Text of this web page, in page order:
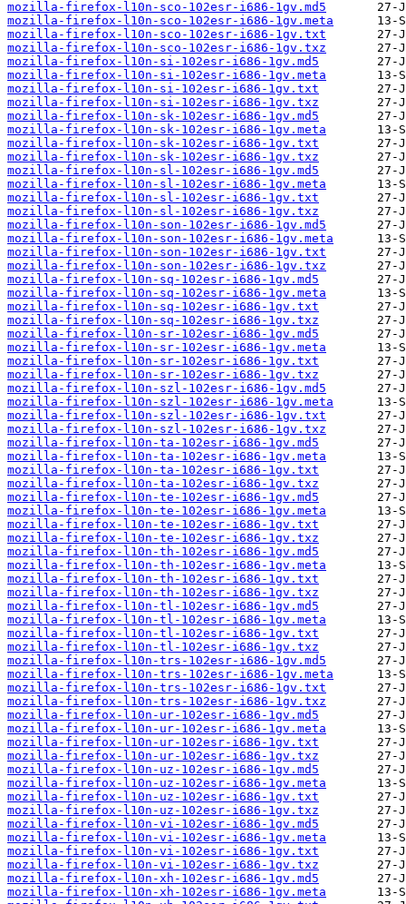
mozilla-firefox-l10n-sco-102esr-i686-1gv.md5
mozilla-firefox-l10n-sco-102esr-i686-1gv.meta
mozilla-firefox-l10n-sco-102esr-i686-1gv.txt
mozilla-firefox-l10n-sco-102esr-i686-1gv.txz
mozilla-firefox-l10n-si-102esr-i686-1gv.md5
mozilla-firefox-l10n-si-102esr-i686-1gv.meta
mozilla-firefox-l10n-si-102esr-i686-1gv.txt
mozilla-firefox-l10n-si-102esr-i686-1gv.txz
mozilla-firefox-l10n-sk-102esr-i686-1gv.md5
mozilla-firefox-l10n-sk-102esr-i686-1gv.meta
mozilla-firefox-l10n-sk-102esr-i686-1gv.txt
mozilla-firefox-l10n-sk-102esr-i686-1gv.txz
mozilla-firefox-l10n-sl-102esr-i686-1gv.md5
mozilla-firefox-l10n-sl-102esr-i686-1gv.meta
mozilla-firefox-l10n-sl-102esr-i686-1gv.txt
mozilla-firefox-l10n-sl-102esr-i686-1gv.txz
mozilla-firefox-l10n-son-102esr-i686-1gv.md5
mozilla-firefox-l10n-son-102esr-i686-1gv.meta
mozilla-firefox-l10n-son-102esr-i686-1gv.txt
mozilla-firefox-l10n-son-102esr-i686-1gv.txz
mozilla-firefox-l10n-sq-102esr-i686-1gv.md5
mozilla-firefox-l10n-sq-102esr-i686-1gv.meta
mozilla-firefox-l10n-sq-102esr-i686-1gv.txt
mozilla-firefox-l10n-sq-102esr-i686-1gv.txz
mozilla-firefox-l10n-sr-102esr-i686-1gv.md5
mozilla-firefox-l10n-sr-102esr-i686-1gv.meta
mozilla-firefox-l10n-sr-102esr-i686-1gv.txt
mozilla-firefox-l10n-sr-102esr-i686-1gv.txz
mozilla-firefox-l10n-szl-102esr-i686-1gv.md5
mozilla-firefox-l10n-szl-102esr-i686-1gv.meta
mozilla-firefox-l10n-szl-102esr-i686-1gv.txt
mozilla-firefox-l10n-szl-102esr-i686-1gv.txz
mozilla-firefox-l10n-ta-102esr-i686-1gv.md5
mozilla-firefox-l10n-ta-102esr-i686-1gv.meta
mozilla-firefox-l10n-ta-102esr-i686-1gv.txt
mozilla-firefox-l10n-ta-102esr-i686-1gv.txz
mozilla-firefox-l10n-te-102esr-i686-1gv.md5
mozilla-firefox-l10n-te-102esr-i686-1gv.meta
mozilla-firefox-l10n-te-102esr-i686-1gv.txt
mozilla-firefox-l10n-te-102esr-i686-1gv.txz
mozilla-firefox-l10n-th-102esr-i686-1gv.md5
mozilla-firefox-l10n-th-102esr-i686-1gv.meta
mozilla-firefox-l10n-th-102esr-i686-1gv.txt
mozilla-firefox-l10n-th-102esr-i686-1gv.txz
mozilla-firefox-l10n-tl-102esr-i686-1gv.md5
mozilla-firefox-l10n-tl-102esr-i686-1gv.meta
mozilla-firefox-l10n-tl-102esr-i686-1gv.txt
mozilla-firefox-l10n-tl-102esr-i686-1gv.txz
mozilla-firefox-l10n-trs-102esr-i686-1gv.md5
mozilla-firefox-l10n-trs-102esr-i686-1gv.meta
mozilla-firefox-l10n-trs-102esr-i686-1gv.txt
mozilla-firefox-l10n-trs-102esr-i686-1gv.txz
mozilla-firefox-l10n-ur-102esr-i686-1gv.md5
mozilla-firefox-l10n-ur-102esr-i686-1gv.meta
mozilla-firefox-l10n-ur-102esr-i686-1gv.txt
mozilla-firefox-l10n-ur-102esr-i686-1gv.txz
mozilla-firefox-l10n-uz-102esr-i686-1gv.md5
mozilla-firefox-l10n-uz-102esr-i686-1gv.meta
mozilla-firefox-l10n-uz-102esr-i686-1gv.txt
mozilla-firefox-l10n-uz-102esr-i686-1gv.txz
mozilla-firefox-l10n-vi-102esr-i686-1gv.md5
mozilla-firefox-l10n-vi-102esr-i686-1gv.meta
mozilla-firefox-l10n-vi-102esr-i686-1gv.txt
mozilla-firefox-l10n-vi-102esr-i686-1gv.txz
mozilla-firefox-l10n-xh-102esr-i686-1gv.md5
mozilla-firefox-l10n-xh-102esr-i686-1gv.meta